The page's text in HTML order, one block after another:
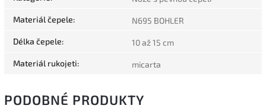
Materiál čepele: N695 BOHLER
Délka čepele: 10 až 15 cm
Materiál rukojeti: micarta
PODOBNÉ PRODUKTY